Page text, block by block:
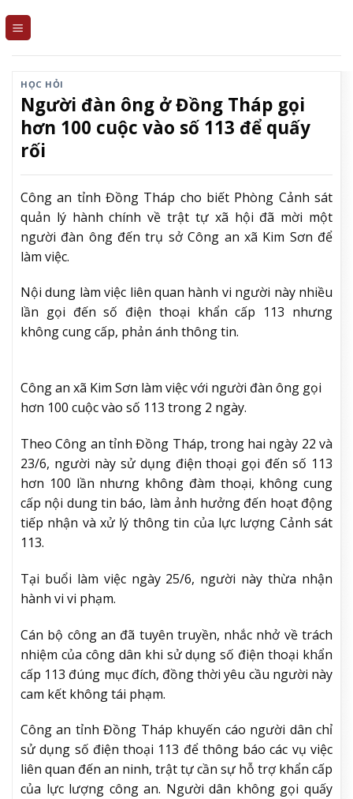
HỌC HỎI
Người đàn ông ở Đồng Tháp gọi
hơn 100 cuộc vào số 113 để quấy
rối
Công an tỉnh Đồng Tháp cho biết Phòng Cảnh sát
quản lý hành chính về trật tự xã hội đã mời một
người đàn ông đến trụ sở Công an xã Kim Sơn để
làm việc.
Nội dung làm việc liên quan hành vi người này nhiều
lần gọi đến số điện thoại khẩn cấp 113 nhưng
không cung cấp, phản ánh thông tin.
Công an xã Kim Sơn làm việc với người đàn ông gọi
hơn 100 cuộc vào số 113 trong 2 ngày.
Theo Công an tỉnh Đồng Tháp, trong hai ngày 22 và
23/6, người này sử dụng điện thoại gọi đến số 113
hơn 100 lần nhưng không đàm thoại, không cung
cấp nội dung tin báo, làm ảnh hưởng đến hoạt động
tiếp nhận và xử lý thông tin của lực lượng Cảnh sát
113.
Tại buổi làm việc ngày 25/6, người này thừa nhận
hành vi vi phạm.
Cán bộ công an đã tuyên truyền, nhắc nhở về trách
nhiệm của công dân khi sử dụng số điện thoại khẩn
cấp 113 đúng mục đích, đồng thời yêu cầu người này
cam kết không tái phạm.
Công an tỉnh Đồng Tháp khuyến cáo người dân chỉ
sử dụng số điện thoại 113 để thông báo các vụ việc
liên quan đến an ninh, trật tự cần sự hỗ trợ khẩn cấp
của lực lượng công an. Người dân không gọi quấy